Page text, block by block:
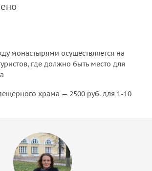
монастырями осуществляется на
где должно быть место для
храма — 2500 руб. для 1-10